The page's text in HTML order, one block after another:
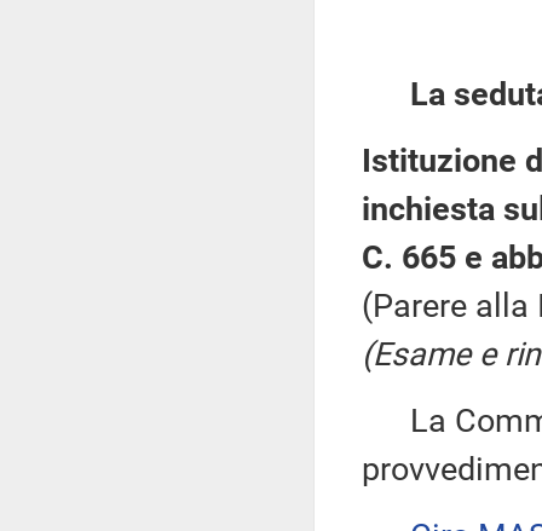
La
Istituzione
inchiesta
C. 665 e
(Parere alla
(Esame e
La